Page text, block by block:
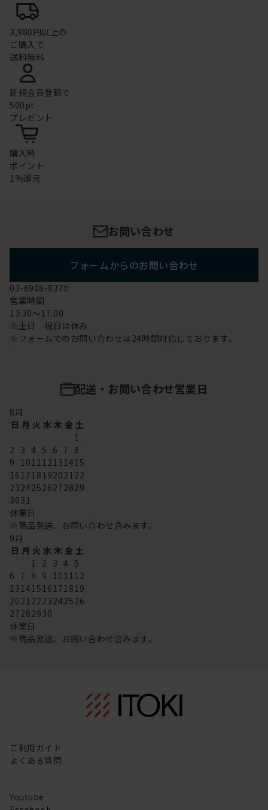
3,980円以上の
ご購入で
送料無料
新規会員登録で
500pt
プレゼント
購入時
ポイント
1%還元
お問い合わせ
フォームからのお問い合わせ
03-6908-8370
営業時間
13:30～17:00
※土日 祝日は休み
※フォームでのお問い合わせは24時間対応しております。
配送・お問い合わせ営業日
8月
日 月 火 水 木 金 土
1
2 3 4 5 6 7 8
9 101112131415
16171819202122
23242526272829
3031
休業日
※商品発送、お問い合わせ含みます。
9月
日 月 火 水 木 金 土
1 2 3 4 5
6 7 8 9 101112
13141516171819
20212223242526
27282930
休業日
※商品発送、お問い合わせ含みます。
ご利用ガイド
よくある質問
Youtube